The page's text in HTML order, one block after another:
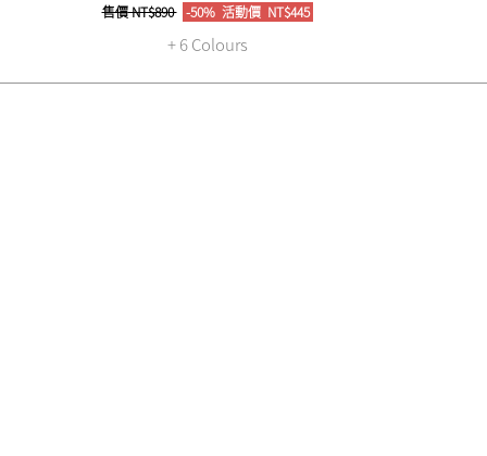
售價NT$890 -50% 活動價NT$445
+ 6 Colours